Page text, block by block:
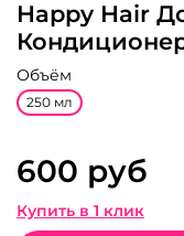
Happy Hair
Объём
250 мл
600 руб
Купить в 1 клик